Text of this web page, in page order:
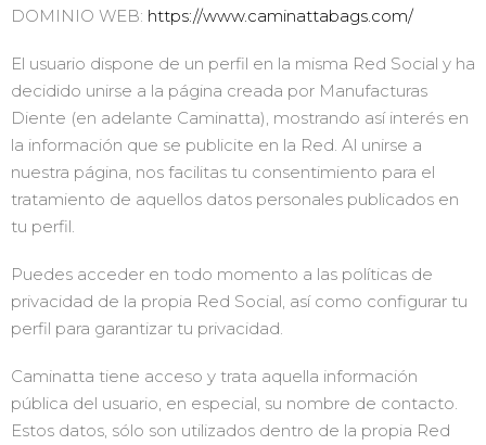
DOMINIO WEB: https://www.caminattabags.com/
El usuario dispone de un perfil en la misma Red Social y ha
decidido unirse a la página creada por Manufacturas
Diente (en adelante Caminatta), mostrando así interés en
la información que se publicite en la Red. Al unirse a
nuestra página, nos facilitas tu consentimiento para el
tratamiento de aquellos datos personales publicados en
tu perfil.
Puedes acceder en todo momento a las políticas de
privacidad de la propia Red Social, así como configurar tu
perfil para garantizar tu privacidad.
Caminatta tiene acceso y trata aquella información
pública del usuario, en especial, su nombre de contacto.
Estos datos, sólo son utilizados dentro de la propia Red